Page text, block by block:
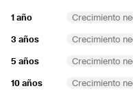
2020
Pagado
1 año Crecimiento
3 años Crecimiento
5 años Crecimiento
10 años Crecimiento